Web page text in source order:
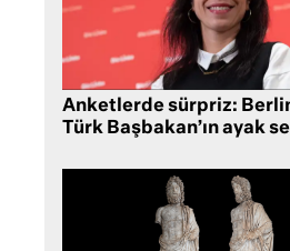
Anketlerde sürpriz:
Türk Başbakan’ın ayak